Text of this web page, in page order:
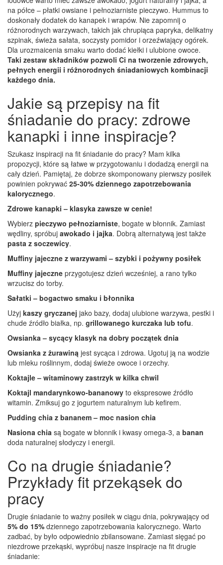
na półce – płatki owsiane i pełnoziarniste pieczywo. Hummus to
doskonały dodatek do kanapek i wrapów. Nie zapomnij o
różnorodnych warzywach, takich jak chrupiąca papryka, delikatny
szpinak, świeża sałata, soczysty pomidor i orzeźwiający ogórek.
Dla urozmaicenia smaku warto dodać kiełki i ulubione owoce.
Taki zestaw składników pozwoli Ci na tworzenie zdrowych,
pełnych energii i różnorodnych śniadaniowych kombinacji
każdego dnia.
Jakie są przepisy na fit
śniadanie do pracy: zdrowe
kanapki i inne inspiracje?
Szukasz inspiracji na fit śniadanie do pracy? Mam kilka
propozycji, które są łatwe w przygotowaniu i dodadzą energii na
cały dzień. Pamiętaj, że dobrze skomponowany pierwszy posiłek
powinien pokrywać 25-30% dziennego zapotrzebowania
kalorycznego.
Zdrowe kanapki – klasyka zawsze w cenie!
Wybierz pieczywo pełnoziarniste, bogate w błonnik. Zamiast
wędliny, spróbuj awokado i jajka. Dobrą alternatywą jest także
pasta z soczewicy.
Muffiny jajeczne z warzywami – szybki i pożywny posiłek
Muffiny jajeczne przygotujesz dzień wcześniej, a rano tylko
wrzucisz do torby.
Sałatki – bogactwo smaku i błonnika
Użyj kaszy gryczanej jako bazy, dodaj ulubione warzywa, pestki i
chude źródło białka, np. grillowanego kurczaka lub tofu.
Owsianka – sycący klasyk na dobry początek dnia
Owsianka z żurawiną jest sycąca i zdrowa. Ugotuj ją na wodzie
lub mleku roślinnym, dodaj świeże owoce i orzechy.
Koktajle – witaminowy zastrzyk w kilka chwil
Koktajl mandarynkowo-bananowy to ekspresowe źródło
witamin. Zmiksuj go z jogurtem naturalnym lub kefirem.
Pudding chia z bananem – moc nasion chia
Nasiona chia są bogate w błonnik i kwasy omega-3, a banan
doda naturalnej słodyczy i energii.
Co na drugie śniadanie?
Przykłady fit przekąsek do
pracy
Drugie śniadanie to ważny posiłek w ciągu dnia, pokrywający od
5% do 15% dziennego zapotrzebowania kalorycznego. Warto
zadbać, by było odpowiednio zbilansowane. Zamiast sięgać po
niezdrowe przekąski, wypróbuj nasze inspiracje na fit drugie
śniadanie: